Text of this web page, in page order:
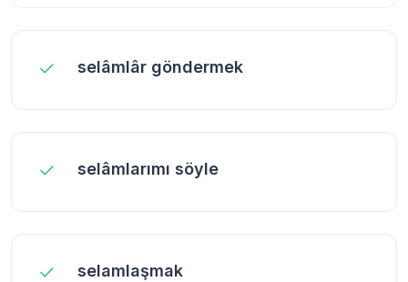
selâmlâr göndermek
selâmlarımı söyle
selamlaşmak